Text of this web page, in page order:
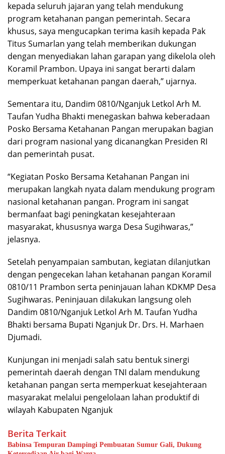
kepada seluruh jajaran yang telah mendukung
program ketahanan pangan pemerintah. Secara
khusus, saya mengucapkan terima kasih kepada Pak
Titus Sumarlan yang telah memberikan dukungan
dengan menyediakan lahan garapan yang dikelola oleh
Koramil Prambon. Upaya ini sangat berarti dalam
memperkuat ketahanan pangan daerah,” ujarnya.
Sementara itu, Dandim 0810/Nganjuk Letkol Arh M.
Taufan Yudha Bhakti menegaskan bahwa keberadaan
Posko Bersama Ketahanan Pangan merupakan bagian
dari program nasional yang dicanangkan Presiden RI
dan pemerintah pusat.
“Kegiatan Posko Bersama Ketahanan Pangan ini
merupakan langkah nyata dalam mendukung program
nasional ketahanan pangan. Program ini sangat
bermanfaat bagi peningkatan kesejahteraan
masyarakat, khususnya warga Desa Sugihwaras,”
jelasnya.
Setelah penyampaian sambutan, kegiatan dilanjutkan
dengan pengecekan lahan ketahanan pangan Koramil
0810/11 Prambon serta peninjauan lahan KDKMP Desa
Sugihwaras. Peninjauan dilakukan langsung oleh
Dandim 0810/Nganjuk Letkol Arh M. Taufan Yudha
Bhakti bersama Bupati Nganjuk Dr. Drs. H. Marhaen
Djumadi.
Kunjungan ini menjadi salah satu bentuk sinergi
pemerintah daerah dengan TNI dalam mendukung
ketahanan pangan serta memperkuat kesejahteraan
masyarakat melalui pengelolaan lahan produktif di
wilayah Kabupaten Nganjuk
Berita Terkait
Babinsa Tempuran Dampingi Pembuatan Sumur Gali, Dukung